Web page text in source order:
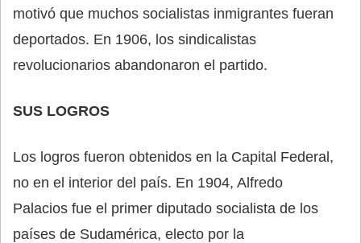
motivó que muchos socialistas inmigrantes fueran
deportados. En 1906, los sindicalistas
revolucionarios abandonaron el partido.
SUS LOGROS
Los logros fueron obtenidos en la Capital Federal,
no en el interior del país. En 1904, Alfredo
Palacios fue el primer diputado socialista de los
países de Sudamérica, electo por la